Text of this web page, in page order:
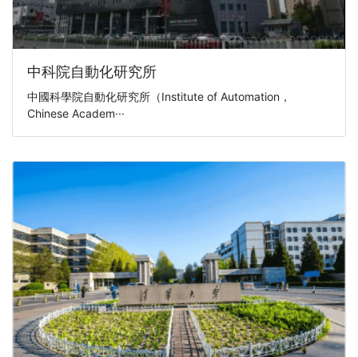
中科院自動化研究所
中國科學院自動化研究所（Institute of Automation，
Chinese Academ···